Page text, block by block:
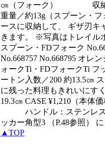
㎝（フォーク） 収納時
重量／約13g（スプーン・
ースに収納して、 ギザ刃キ
きます。 ※写真はトレイル
スプーン・FDフォーク
No.668757 No.668795 オレ
ォークTi・FDフォークTi フ
ートン入数／200 約13.5㎝
に残った料理もきれいにす
19.3㎝ CASE ¥1,210（本
ハンドル：ステンレス
ッカー角型3 （P.48参照）
▲TOP